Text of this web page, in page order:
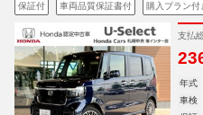
保証付 車両品質保証書付 購入プラン付
支払
年式
車検